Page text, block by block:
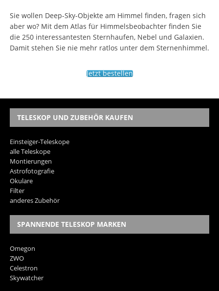
Sie wollen Deep-Sky-Objekte am Himmel finden, fragen sich
aber wo? Mit dem Atlas für Himmelsbeobachter finden Sie
die 250 interessantesten Sternhaufen, Nebel und Galaxien.
Damit stehen Sie nie mehr ratlos unter dem Sternenhimmel.
Jetzt bestellen
TELESKOP UND ZUBEHÖR KAUFEN
Einsteiger-Teleskope
alle Teleskope
Montierungen
Astrofotografie
Okulare
Filter
anderes Zubehör
SPANNENDE TELESKOP MARKEN
Omegon
ZWO
Celestron
Skywatcher